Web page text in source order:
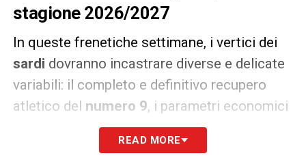
stagione 2026/2027
In queste frenetiche settimane, i vertici dei
sardi dovranno incastrare diverse e delicate
variabili: il completo e definitivo recupero
atletico del numero 9, i parametri economici
legati all’ingaggio e la visione tecnica per il
campionato che verrà. Siglare un nuovo
READ MORE